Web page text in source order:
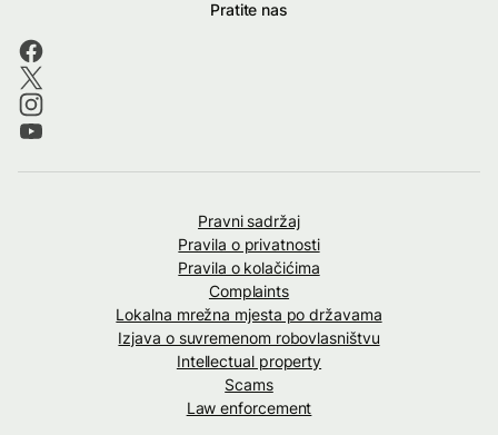
Pratite nas
Pravni sadržaj
Pravila o privatnosti
Pravila o kolačićima
Complaints
Lokalna mrežna mjesta po državama
Izjava o suvremenom robovlasništvu
Intellectual property
Scams
Law enforcement